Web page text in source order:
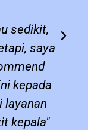
sedikit,
saya
kepada
layanan
kepala"